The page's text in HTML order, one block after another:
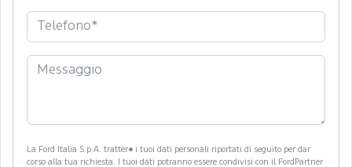
La Ford Italia S.p.A. tratter� i tuoi dati personali riportati di seguito per dar
corso alla tua richiesta. I tuoi dati potranno essere condivisi con il FordPartner